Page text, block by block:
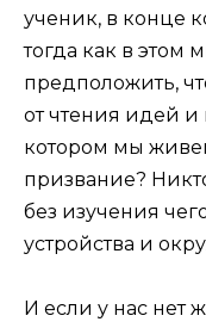
ученик, в конце
тогда как в
предположить,
от чтения идей
котором мы
призвание?
без изучения
устройства и
И если у нас нет